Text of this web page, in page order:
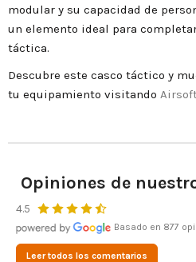
modular y su capacidad de
un elemento ideal para
táctica.
Descubre este casco táctico y
tu equipamiento visitando
Opiniones de
4.5
Basado en 877
Leer todos los comentarios